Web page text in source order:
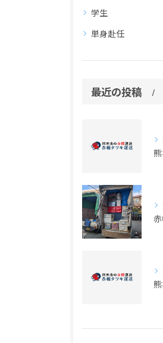
学生
単身赴任
最近の投稿